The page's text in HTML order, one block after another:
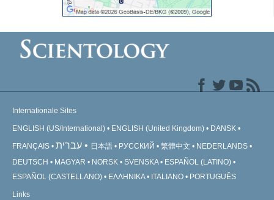
Internationale Sites
ENGLISH (US/International) ENGLISH (United Kingdom) DANSK
FRANÇAIS עברית 日本語 РУССКИЙ 繁體中文
NEDERLANDS
DEUTSCH
MAGYAR NORSK SVENSKA
ESPAÑOL (LATINO)
ESPAÑOL (CASTELLANO)
ΕΛΛΗΝΙΚA ITALIANO PORTUGUÊS
Links